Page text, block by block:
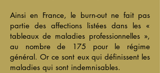
Ainsi en France, le burn-out ne fait pas
partie des affections listées dans les «
tableaux de maladies professionnelles »,
au nombre de 175 pour le régime
général. Or ce sont eux qui définissent les
maladies qui sont indemnisables.